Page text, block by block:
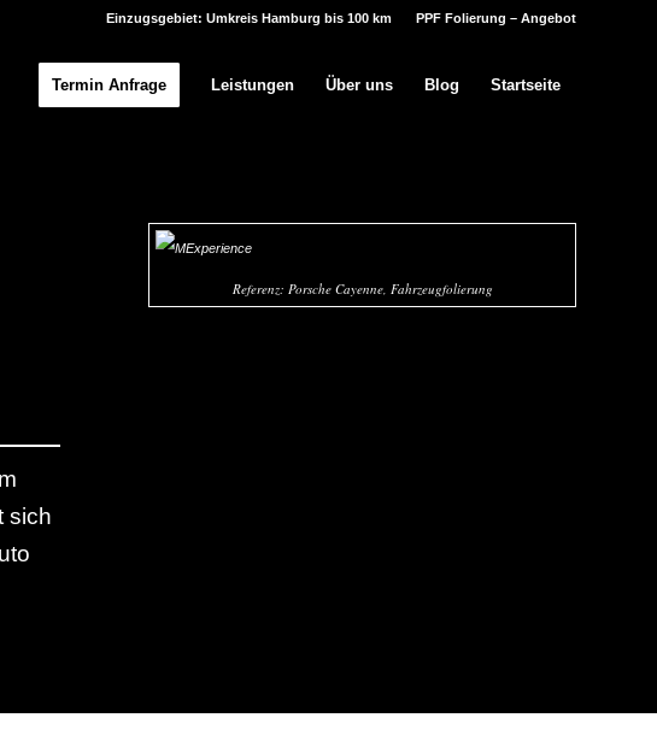
PPF Folierung – Angebot
Einzugsgebiet: Umkreis Hamburg bis 100 km
Termin Anfrage Leistungen Über uns Blog Startseite
sich
Referenz: Porsche Cayenne, Fahrzeugfolierung